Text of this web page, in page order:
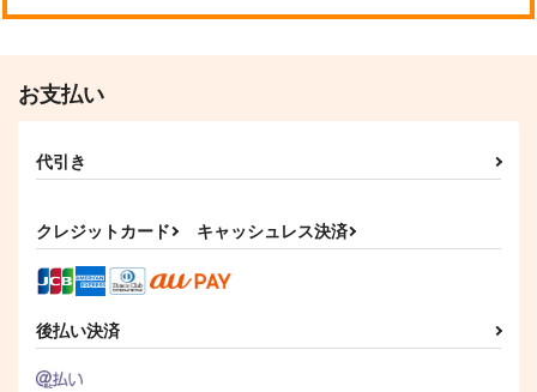
年 Vol.1
WhitePlanter
1,320 （税込）
サンプル
年 Vol.1
660 （税込）
お支払い
代引き
クレジットカード キャッシュレス決済
後払い決済